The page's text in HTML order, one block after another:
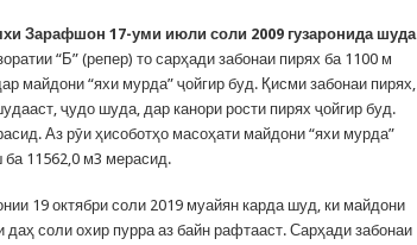
Зарафшон 17-уми июли соли 2009 гузаронида шуда
“Б” (репер) то сарҳади забонаи пирях ба 1100 м
майдони “яхи мурда” ҷойгир буд. Қисми забонаи пирях,
ҷудо шуда, дар канори рости пирях ҷойгир буд.
Аз рӯи ҳисоботҳо масоҳати майдони “яхи мурда”
11562,0 м3 мерасид.
19 октябри соли 2019 муайян карда шуд, ки майдони
соли охир пурра аз байн рафтааст. Сарҳади забонаи